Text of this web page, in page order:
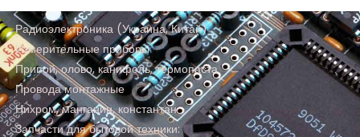
Радиоэлектроника (Украина, Китай)
Измерительные приборы
Припой, олово, канифоль, термопаста
Провода монтажные
Нихром, манганин, константан
Запчасти для бытовой техники: